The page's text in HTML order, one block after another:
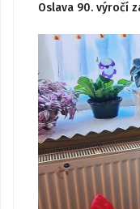
Oslava 90. výročí